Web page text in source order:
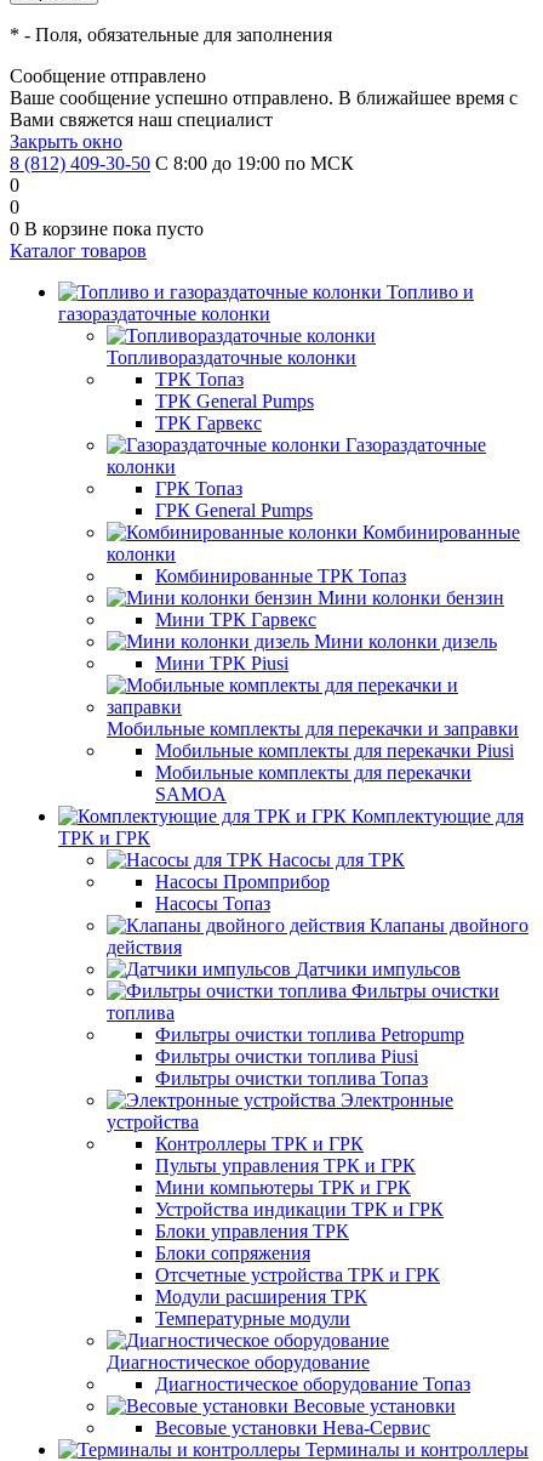
* - Поля, обязательные для заполнения
Сообщение отправлено
Ваше сообщение успешно отправлено. В ближайшее время с
Вами свяжется наш специалист
Закрыть окно
8 (812) 409-30-50 С 8:00 до 19:00 по МСК
0
0
0 В корзине пока пусто
Каталог товаров
Топливо и
газораздаточные колонки
Топливораздаточные колонки
ТРК Топаз
ТРК General Pumps
ТРК Гарвекс
Газораздаточные
колонки
ГРК Топаз
ГРК General Pumps
Комбинированные
колонки
Комбинированные ТРК Топаз
Мини колонки бензин
Мини ТРК Гарвекс
Мини колонки дизель
Мини ТРК Piusi
Мобильные комплекты для перекачки и заправки
Мобильные комплекты для перекачки Piusi
Мобильные комплекты для перекачки
SAMOA
Комплектующие для
ТРК и ГРК
Насосы для ТРК
Насосы Промприбор
Насосы Топаз
Клапаны двойного
действия
Датчики импульсов
Фильтры очистки
топлива
Фильтры очистки топлива Petropump
Фильтры очистки топлива Piusi
Фильтры очистки топлива Топаз
Электронные
устройства
Контроллеры ТРК и ГРК
Пульты управления ТРК и ГРК
Мини компьютеры ТРК и ГРК
Устройства индикации ТРК и ГРК
Блоки управления ТРК
Блоки сопряжения
Отсчетные устройства ТРК и ГРК
Модули расширения ТРК
Температурные модули
Диагностическое оборудование
Диагностическое оборудование Топаз
Весовые установки
Весовые установки Нева-Сервис
Терминалы и контроллеры